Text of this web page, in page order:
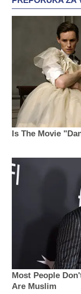
Is The Movie
Most People
Are Muslim